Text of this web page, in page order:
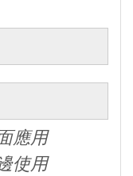
應用
使用